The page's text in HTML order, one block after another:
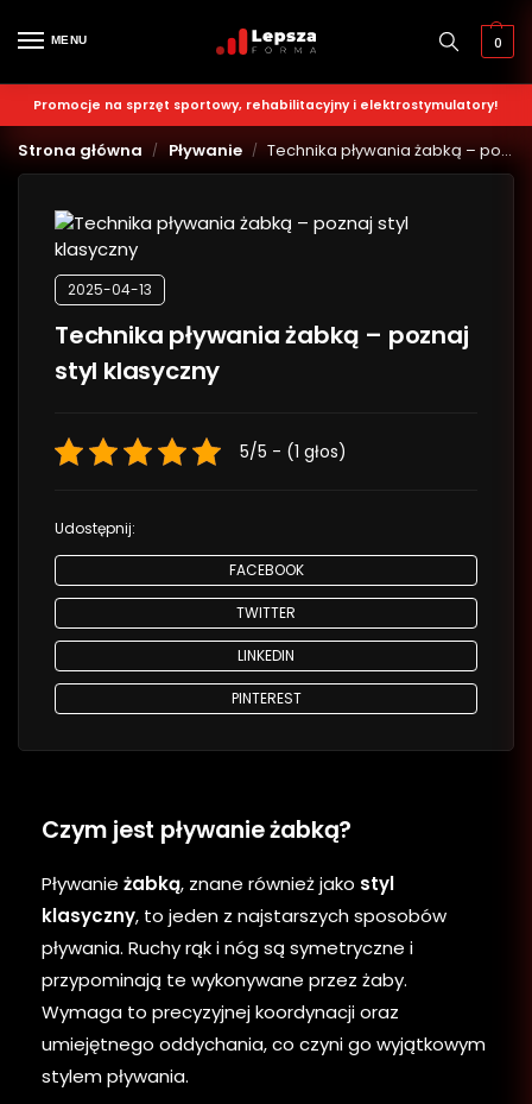
MENU 0
Promocje na sprzęt sportowy, rehabilitacyjny i elektrostymulatory!
Strona główna / Pływanie / Technika pływania żabką – poznaj styl klasyczny
2025-04-13
Technika pływania żabką – poznaj
styl klasyczny
5/5 - (1 głos)
Udostępnij:
FACEBOOK
TWITTER
LINKEDIN
PINTEREST
Czym jest pływanie żabką?
Pływanie żabką, znane również jako styl
klasyczny, to jeden z najstarszych sposobów
pływania. Ruchy rąk i nóg są symetryczne i
przypominają te wykonywane przez żaby.
Wymaga to precyzyjnej koordynacji oraz
umiejętnego oddychania, co czyni go wyjątkowym
stylem pływania.